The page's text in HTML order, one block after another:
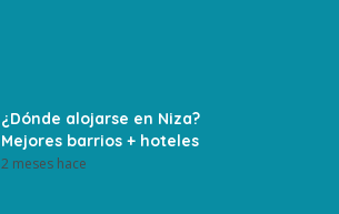
¿Dónde alojarse en Niza?
Mejores barrios + hoteles
2 meses hace